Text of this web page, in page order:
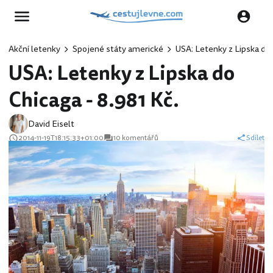
Akční letenky Spojené státy americké USA: Letenky z Lipska do
USA: Letenky z Lipska do
Chicaga - 8.981 Kč.
David Eiselt
2014-11-19T18:15:33+01:00 10 komentářů Sdílet